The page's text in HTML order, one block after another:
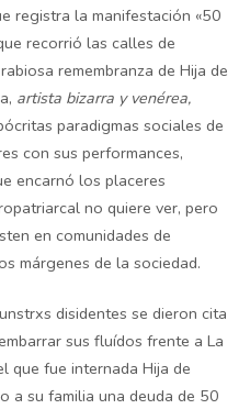
registra la manifestación «50
recorrió las calles de
remembranza de Hija de
artista bizarra y venérea,
paradigmas sociales de
con sus performances,
encarnó los placeres
no quiere ver, pero
en comunidades de
márgenes de la sociedad.
disidentes se dieron cita
sus fluídos frente a La
que fue internada Hija de
a su familia una deuda de 50